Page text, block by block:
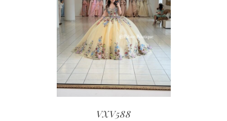
VXV588